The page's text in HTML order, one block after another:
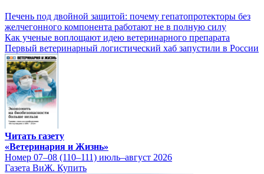
Печень под двойной защитой: почему гепатопротекторы без
желчегонного компонента работают не в полную силу
Как ученые воплощают идею ветеринарного препарата
Первый ветеринарный логистический хаб запустили в России
Читать газету
«Ветеринария и Жизнь»
Номер 07–08 (110–111) июль–август 2026
Газета ВиЖ. Купить